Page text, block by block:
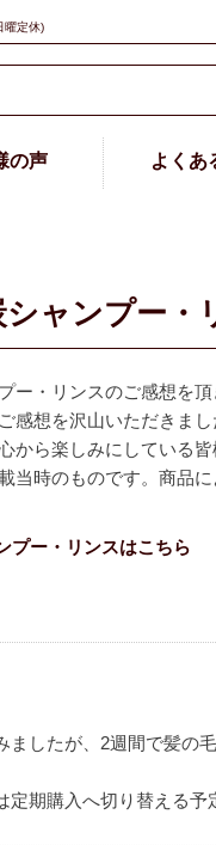
曜定休)
の声 よくあ
シャンプー・
ー・リンスのご感想を
感想を沢山いただきまし
から楽しみにしている皆
当時のものです。商品
プー・リンスはこちら
したが、2週間で髪の
期購入へ切り替える予